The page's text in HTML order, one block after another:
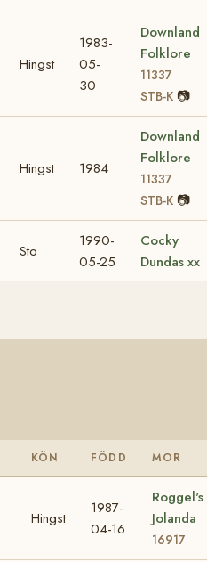
Hingst
1983-
05-
30
Downland
Folklore
11337
STB-K 📷
Hingst 1984
Downland
Folklore
11337
STB-K 📷
Sto
1990-
05-25
Cocky
Dundas xx
KÖN FÖDD MOR
Hingst
1987-
04-16
Roggel's
Jolanda
16917